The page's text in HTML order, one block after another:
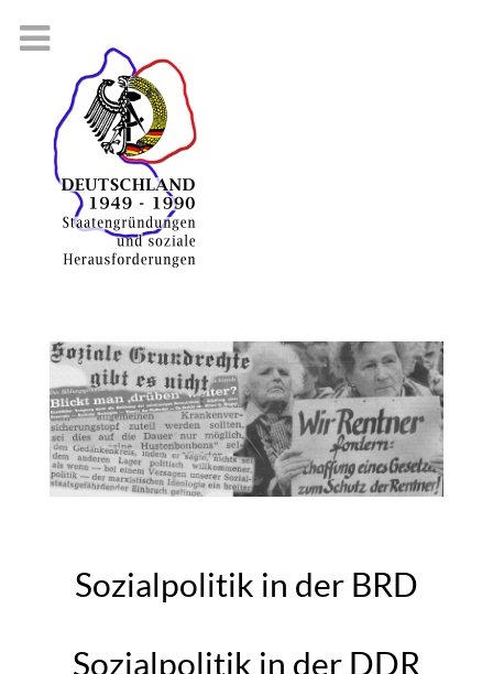
Sozialpolitik in der BRD
Sozialpolitik in der DDR